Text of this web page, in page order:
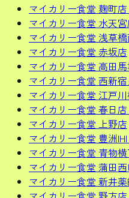
マイカリー食堂 麹町
マイカリー食堂 水天
マイカリー食堂 浅草橋
マイカリー食堂 赤坂店
マイカリー食堂 高田
マイカリー食堂 西新宿
マイカリー食堂 江戸川
マイカリー食堂 春日店
マイカリー食堂 上野店
マイカリー食堂 豊洲
マイカリー食堂 青物横
マイカリー食堂 蒲田西
マイカリー食堂 新井薬